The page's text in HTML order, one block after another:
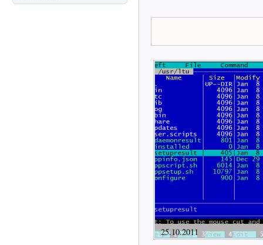
25.10.2011